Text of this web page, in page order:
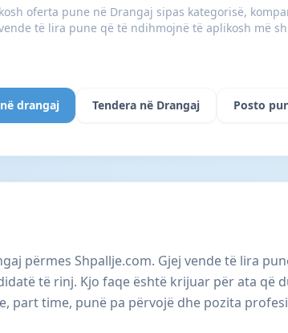
oferta pune në Drangaj sipas kategorisë,
të lira pune që të ndihmojnë të aplikosh më
drangaj Tendera në Drangaj Posto
përmes Shpallje.com. Gjej vende të lira
të rinj. Kjo faqe është krijuar për ata që
part time, punë pa përvojë dhe pozita